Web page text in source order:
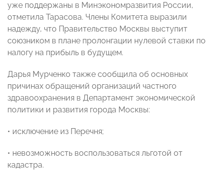
уже поддержаны в Минэкономразвития России,
отметила Тарасова. Члены Комитета выразили
надежду, что Правительство Москвы выступит
союзником в плане пролонгации нулевой ставки по
налогу на прибыль в будущем.
Дарья Мурченко также сообщила об основных
причинах обращений организаций частного
здравоохранения в Департамент экономической
политики и развития города Москвы:
• исключение из Перечня;
• невозможность воспользоваться льготой от
кадастра.